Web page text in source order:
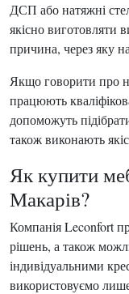
ДСП або натяжні
якісно виготовляти
причина, через яку
Якщо говорити про
працюють
допоможуть
також виконають
Як купити
Макарів?
Компанія Leconfort
рішень, а також
індивідуальними
використовуємо лише